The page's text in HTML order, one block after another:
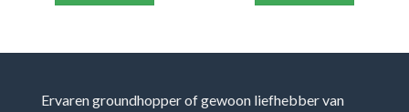
Ervaren groundhopper of gewoon liefhebber van